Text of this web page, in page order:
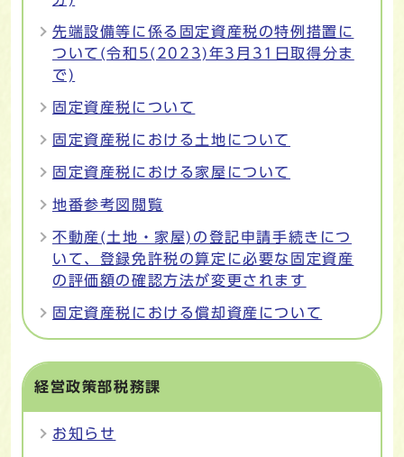
先端設備等に係る固定資産税の特例措置に
ついて(令和5(2023)年3月31日取得分ま
で)
固定資産税について
固定資産税における土地について
固定資産税における家屋について
地番参考図閲覧
不動産(土地・家屋)の登記申請手続きにつ
いて、登録免許税の算定に必要な固定資産
の評価額の確認方法が変更されます
固定資産税における償却資産について
経営政策部税務課
お知らせ